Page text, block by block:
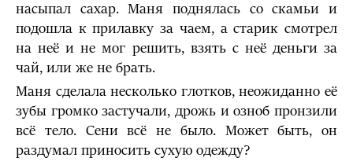
насыпал сахар. Маня поднялась со скамьи и
подошла к прилавку за чаем, а старик смотрел
на неё и не мог решить, взять с неё деньги за
чай, или же не брать.
Маня сделала несколько глотков, неожиданно её
зубы громко застучали, дрожь и озноб пронзили
всё тело. Сени всё не было. Может быть, он
раздумал приносить сухую одежду?